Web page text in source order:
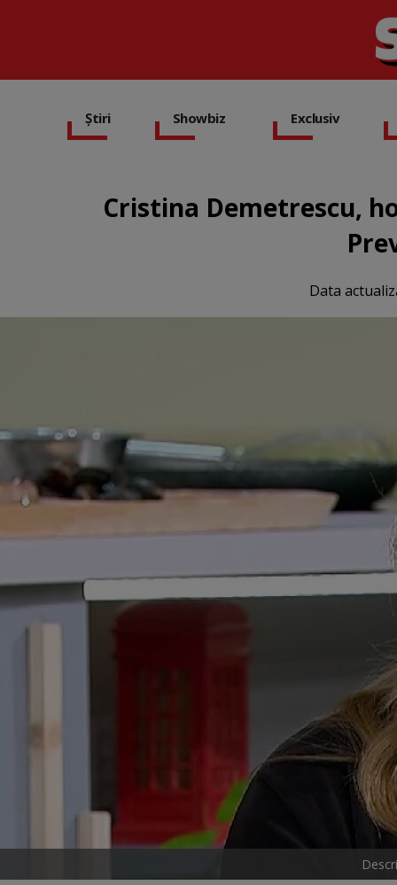
Știri Showbiz Exclusiv
Cristina Demetrescu,
Data